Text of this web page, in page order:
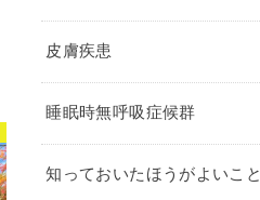
皮膚疾患
睡眠時無呼吸症候群
知っておいたほうがよいこと